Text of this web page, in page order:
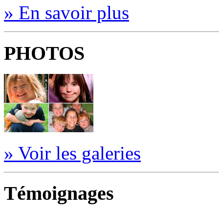
» En savoir plus
PHOTOS
» Voir les galeries
Témoignages